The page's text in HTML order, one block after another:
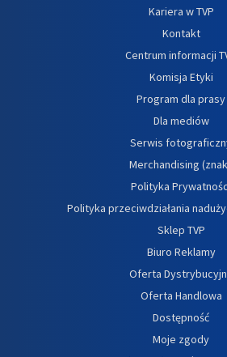
Kariera w TVP
Kontakt
Centrum informacji
Komisja Etyki
Program dla prasy
Dla mediów
Serwis
Merchandising
Polityka
Polityka przeciwdziałania
Sklep TVP
Biuro Reklamy
Oferta
Oferta Handlowa
Dostępność
Moje zgody